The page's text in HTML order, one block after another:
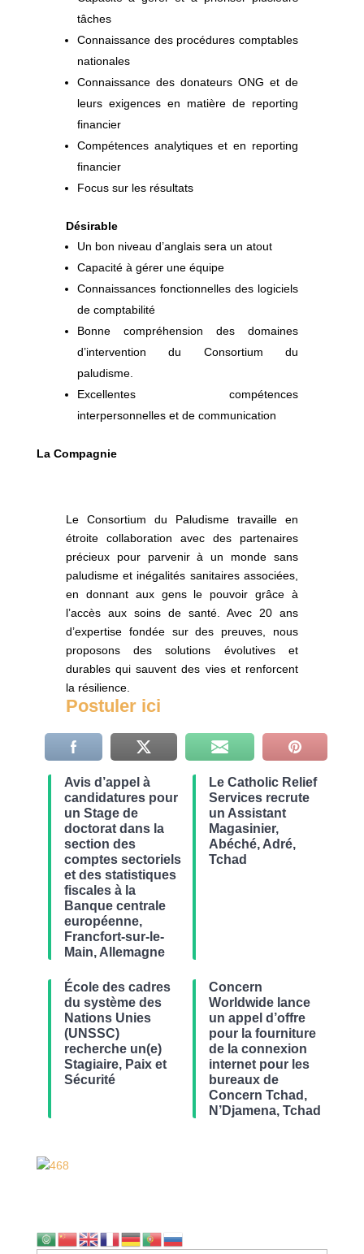
tâches
Connaissance des procédures comptables
nationales
Connaissance des donateurs ONG et de
leurs exigences en matière de reporting
financier
Compétences analytiques et en reporting
financier
Focus sur les résultats
Désirable
Un bon niveau d’anglais sera un atout
Capacité à gérer une équipe
Connaissances fonctionnelles des logiciels
de comptabilité
Bonne compréhension des domaines
d’intervention du Consortium du
paludisme.
Excellentes compétences
interpersonnelles et de communication
La Compagnie
Le Consortium du Paludisme travaille en
étroite collaboration avec des partenaires
précieux pour parvenir à un monde sans
paludisme et inégalités sanitaires associées,
en donnant aux gens le pouvoir grâce à
l’accès aux soins de santé. Avec 20 ans
d’expertise fondée sur des preuves, nous
proposons des solutions évolutives et
durables qui sauvent des vies et renforcent
la résilience.
Postuler ici
Avis d’appel à
candidatures pour
un Stage de
doctorat dans la
section des
comptes sectoriels
et des statistiques
fiscales à la
Banque centrale
européenne,
Francfort-sur-le-
Main, Allemagne
Le Catholic Relief
Services recrute
un Assistant
Magasinier,
Abéché, Adré,
Tchad
École des cadres
du système des
Nations Unies
(UNSSC)
recherche un(e)
Stagiaire, Paix et
Sécurité
Concern
Worldwide lance
un appel d’offre
pour la fourniture
de la connexion
internet pour les
bureaux de
Concern Tchad,
N’Djamena, Tchad